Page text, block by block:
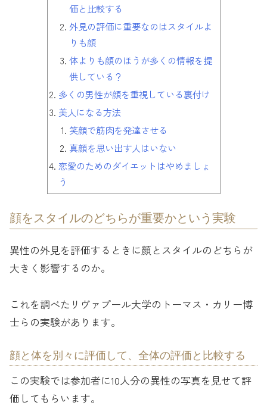
価と比較する
外見の評価に重要なのはスタイルよ
りも顔
体よりも顔のほうが多くの情報を提
供している？
多くの男性が顔を重視している裏付け
美人になる方法
笑顔で筋肉を発達させる
真顔を思い出す人はいない
恋愛のためのダイエットはやめましょ
う
顔をスタイルのどちらが重要かという実験
異性の外見を評価するときに顔とスタイルのどちらが
大きく影響するのか。
これを調べたリヴァプール大学のトーマス・カリー博
士らの実験があります。
顔と体を別々に評価して、全体の評価と比較する
この実験では参加者に10人分の異性の写真を見せて評
価してもらいます。